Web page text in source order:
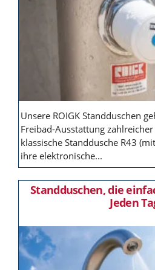
Unsere ROIGK Standduschen
Freibad-Ausstattung
klassische Standdusche R43
ihre elektronische...
Standduschen, die
Jeden